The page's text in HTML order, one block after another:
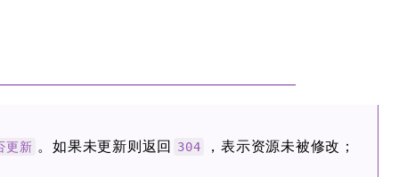
更新 。如果未更新则返回 304
，表示资源未被修改；